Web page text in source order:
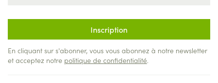
Inscription
En cliquant sur s'abonner, vous vous abonnez à notre newsletter
et acceptez notre politique de confidentialité.